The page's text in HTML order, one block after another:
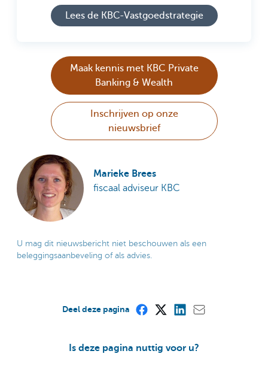
Lees de KBC-Vastgoedstrategie
Maak kennis met KBC Private
Banking & Wealth
Inschrijven op onze
nieuwsbrief
Marieke Brees
fiscaal adviseur KBC
U mag dit nieuwsbericht niet beschouwen als een
beleggingsaanbeveling of als advies.
Is deze pagina nuttig voor u?
Deel deze pagina